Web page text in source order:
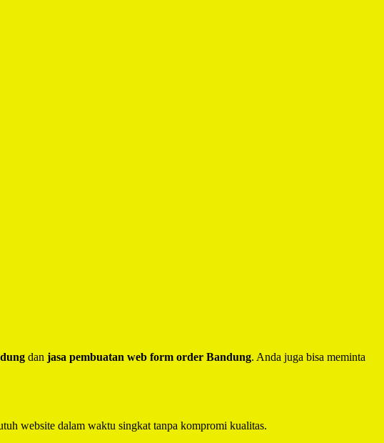
dan jasa pembuatan web form order Bandung. Anda juga bisa meminta
website dalam waktu singkat tanpa kompromi kualitas.